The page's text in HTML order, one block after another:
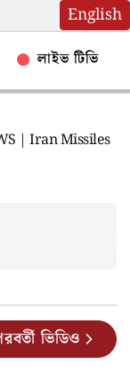
English
লাইভ টিভি
| Iran Missiles
ভিডিও